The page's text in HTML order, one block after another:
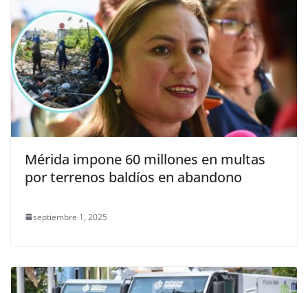
Mérida impone 60 millones en multas
por terrenos baldíos en abandono
septiembre 1, 2025